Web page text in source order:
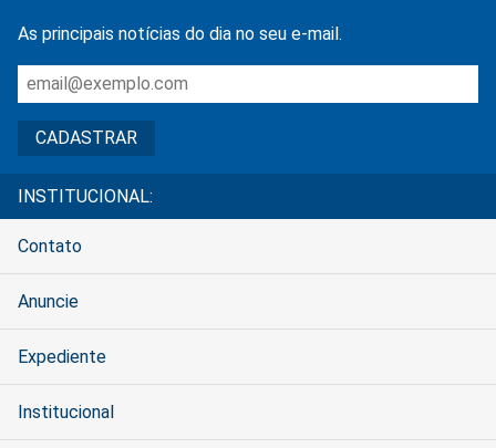
As principais notícias do dia no seu e-mail.
INSTITUCIONAL:
Contato
Anuncie
Expediente
Institucional